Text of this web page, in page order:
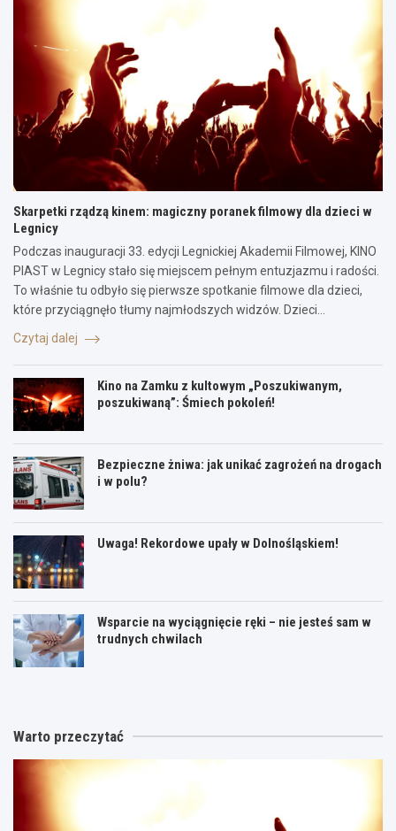
Skarpetki rządzą kinem: magiczny poranek filmowy dla dzieci w
Legnicy
Podczas inauguracji 33. edycji Legnickiej Akademii Filmowej, KINO
PIAST w Legnicy stało się miejscem pełnym entuzjazmu i radości.
To właśnie tu odbyło się pierwsze spotkanie filmowe dla dzieci,
które przyciągnęło tłumy najmłodszych widzów. Dzieci…
Czytaj dalej
Kino na Zamku z kultowym „Poszukiwanym,
poszukiwaną”: Śmiech pokoleń!
Bezpieczne żniwa: jak unikać zagrożeń na drogach
i w polu?
Uwaga! Rekordowe upały w Dolnośląskiem!
Wsparcie na wyciągnięcie ręki – nie jesteś sam w
trudnych chwilach
Warto przeczytać